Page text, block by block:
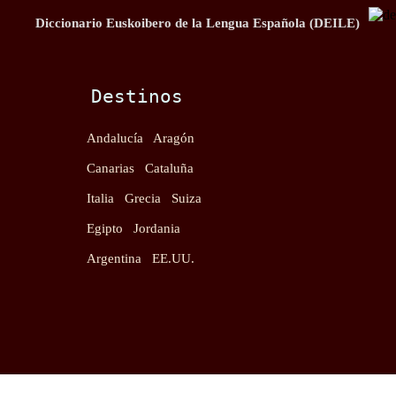
Diccionario Euskoibero de la Lengua Española (DEILE)
Destinos
Andalucía Aragón
Canarias Cataluña
Italia Grecia Suiza
Egipto Jordania
Argentina EE.UU.